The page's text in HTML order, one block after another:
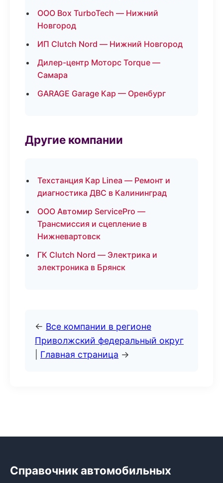
ООО Box TurboTech — Нижний
Новгород
ИП Clutch Nord — Нижний Новгород
Дилер-центр Моторс Torque —
Самара
GARAGE Garage Кар — Оренбург
Другие компании
Техстанция Кар Linea — Ремонт и
диагностика ДВС в Калининград
ООО Автомир ServicePro —
Трансмиссия и сцепление в
Нижневартовск
ГК Clutch Nord — Электрика и
электроника в Брянск
← Все компании в регионе
Приволжский федеральный округ
Главная страница →
Справочник автомобильных